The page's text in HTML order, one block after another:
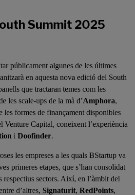
Summit 2025
públicament algunes de les últimes
en aquesta nova edició del South
que tractaran temes com les
les scale-ups de la mà d’Amphora,
les formes de finançament disponibles
Venture Capital, coneixent l’experiència
i Doofinder.
les empreses a les quals BStartup va
primeres etapes, que s’han consolidat
respectius sectors. Així, en l’àmbit del
d’altres, Signaturit, RedPoints,